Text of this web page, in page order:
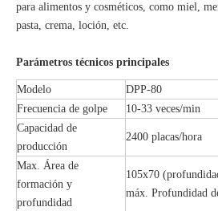
para alimentos y cosméticos, como miel,
pasta, crema, loción, etc.
Parámetros técnicos principales
Modelo
DPP-80
Frecuencia de golpe
10-33 veces/min
Capacidad de
producción
2400 placas/hora
Max. Área de
formación y
profundidad
105x70
máx. Profundidad